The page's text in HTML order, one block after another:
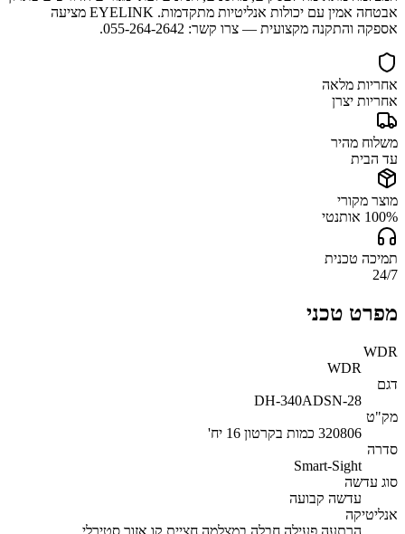
אבטחה אמין עם יכולות אנליטיות מתקדמות. EYELINK מציעה
אספקה והתקנה מקצועית — צרו קשר: 055-264-2642.
אחריות מלאה
אחריות יצרן
משלוח מהיר
עד הבית
מוצר מקורי
100% אותנטי
תמיכה טכנית
24/7
מפרט טכני
WDR
WDR
דגם
DH-340ADSN-28
מק"ט
320806 כמות בקרטון 16 יח'
סדרה
Smart-Sight
סוג עדשה
עדשה קבועה
אנליטיקה
הרתעה פעילה חבלה במצלמה חציית קו אזור סטירלי